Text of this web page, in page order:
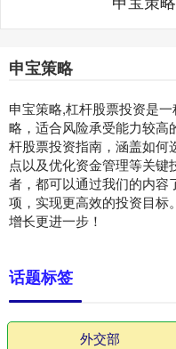
申宝策略
申宝策略,杠杆股票投资是
略，适合风险承受能力较高
杆股票投资指南，涵盖如何
点以及优化资金管理等关
者，都可以通过我们的内容
项，实现更高效的投资目标
增长更进一步！
话题标签
外交部